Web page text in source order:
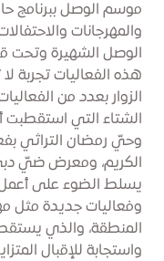
موسم الوصل ببرنامج
والمهرجانات
الوصل الشهيرة وتحت
هذه الفعاليات تجربة
الزوار بعدد من
وحيّ رمضان التراثي
الكريم، ومعرض ضيّ
يسلط الضوء على أعمل
وفعاليات جديدة مثل
المنطقة، والذي
واستجابة للإقبال